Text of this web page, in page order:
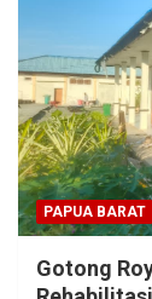
PAPUA BARAT
Gotong